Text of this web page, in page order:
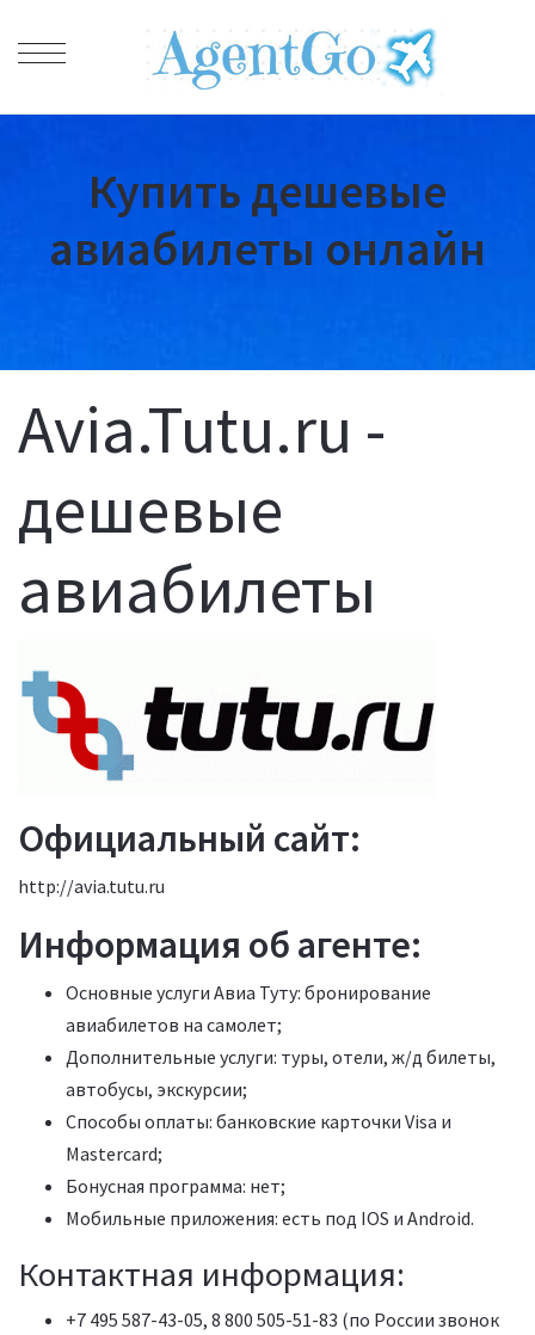
Купить дешевые
авиабилеты онлайн
Avia.Tutu.ru -
дешевые
авиабилеты
Официальный сайт:
http://avia.tutu.ru
Информация об агенте:
Основные услуги Авиа Туту: бронирование
авиабилетов на самолет;
Дополнительные услуги: туры, отели, ж/д билеты,
автобусы, экскурсии;
Способы оплаты: банковские карточки Visa и
Mastercard;
Бонусная программа: нет;
Мобильные приложения: есть под IOS и Android.
Контактная информация:
+7 495 587-43-05, 8 800 505-51-83 (по России звонок